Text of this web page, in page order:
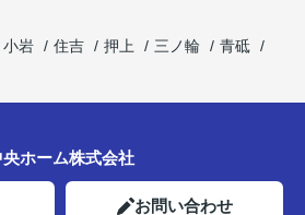
小岩 住吉 押上 三ノ輪
青砥
央ホーム株式会社
お問い合わせ